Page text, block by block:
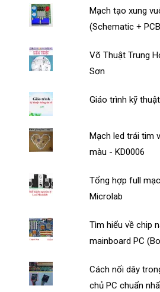
Mạch tạo xung
(Schematic +
Võ Thuật Trung
Sơn
Giáo trình kỹ
Mạch led trái tim
màu - KD0006
Tổng hợp full
Microlab
Tìm hiểu về chip
mainboard PC
Cách nối dây
chủ PC chuẩn